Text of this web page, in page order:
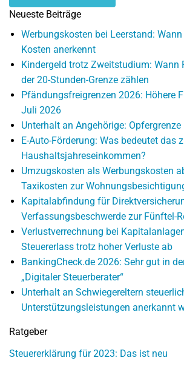
Neueste Beiträge
Werbungskosten bei Leerstand:
Kosten anerkennt
Kindergeld trotz Zweitstudium: Wann
der 20-Stunden-Grenze zählen
Pfändungsfreigrenzen 2026: Höhere
Juli 2026
Unterhalt an Angehörige:
E-Auto-Förderung: Was bedeutet das
Haushaltsjahreseinkommen?
Umzugskosten als Werbungskosten
Taxikosten zur
Kapitalabfindung für
Verfassungsbeschwerde zur Fünftel-
Verlustverrechnung bei
Steuererlass trotz hoher Verluste ab
BankingCheck.de 2026: Sehr gut in
„Digitaler Steuerberater“
Unterhalt an Schwiegereltern
Unterstützungsleistungen anerkannt
Ratgeber
Steuererklärung für 2023: Das ist neu